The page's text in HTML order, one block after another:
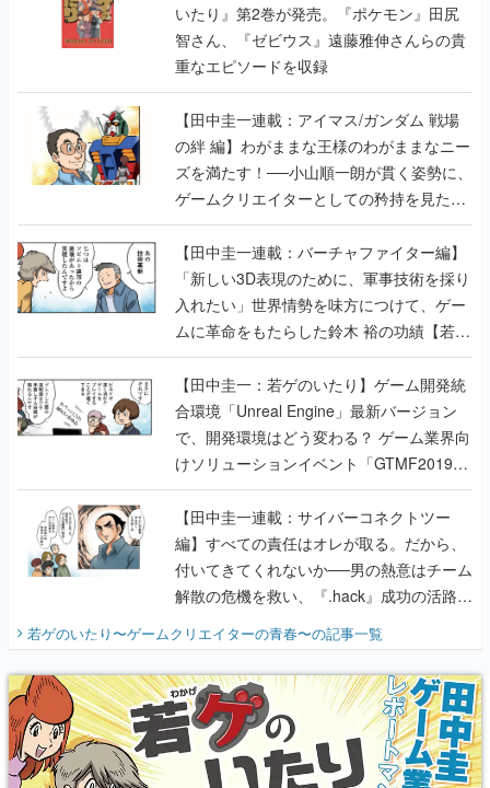
いたり』第2巻が発売。『ポケモン』田尻
智さん、『ゼビウス』遠藤雅伸さんらの貴
重なエピソードを収録
【田中圭一連載：アイマス/ガンダム 戦場
の絆 編】わがままな王様のわがままなニー
ズを満たす！──小山順一朗が貫く姿勢に、
ゲームクリエイターとしての矜持を見た
【若ゲのいたり最終回】
【田中圭一連載：バーチャファイター編】
「新しい3D表現のために、軍事技術を採り
入れたい」世界情勢を味方につけて、ゲー
ムに革命をもたらした鈴木 裕の功績【若ゲ
のいたり】
【田中圭一：若ゲのいたり】ゲーム開発統
合環境「Unreal Engine」最新バージョン
で、開発環境はどう変わる？ ゲーム業界向
けソリューションイベント「GTMF2019」
に行って、より理解を深めよう【PR】
【田中圭一連載：サイバーコネクトツー
編】すべての責任はオレが取る。だから、
付いてきてくれないか──男の熱意はチーム
解散の危機を救い、『.hack』成功の活路を
開く。業界の快男児・松山 洋に流れる血は
『少年ジャンプ』色だった【若ゲのいた
り】
若ゲのいたり〜ゲームクリエイターの青春〜の記事一覧